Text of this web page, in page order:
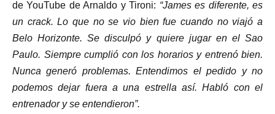
de YouTube de Arnaldo y Tironi: “James es diferente, es
un crack. Lo que no se vio bien fue cuando no viajó a
Belo Horizonte. Se disculpó y quiere jugar en el Sao
Paulo. Siempre cumplió con los horarios y entrenó bien.
Nunca generó problemas. Entendimos el pedido y no
podemos dejar fuera a una estrella así. Habló con el
entrenador y se entendieron”.